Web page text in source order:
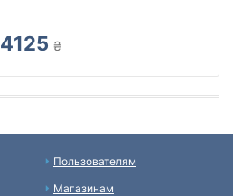
4125 ₴
Пользователям
Магазинам